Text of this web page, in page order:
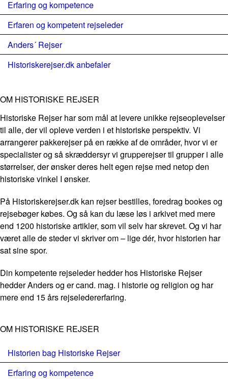
Erfaring og kompetence
Erfaren og kompetent rejseleder
Anders´ Rejser
Historiskerejser.dk anbefaler
OM HISTORISKE REJSER
Historiske Rejser har som mål at levere unikke rejseoplevelser
til alle, der vil opleve verden i et historiske perspektiv. Vi
arrangerer pakkerejser på en række af de områder, hvor vi er
specialister og så skræddersyr vi grupperejser til grupper i alle
størrelser, der ønsker deres helt egen rejse med netop den
historiske vinkel I ønsker.
På Historiskerejser.dk kan rejser bestilles, foredrag bookes og
rejsebøger købes. Og så kan du læse løs i arkivet med mere
end 1200 historiske artikler, som vil selv har skrevet. Og vi har
været alle de steder vi skriver om – lige dér, hvor historien har
sat sine spor.
Din kompetente rejseleder hedder hos Historiske Rejser
hedder Anders og er cand. mag. i historie og religion og har
mere end 15 års rejseledererfaring.
OM HISTORISKE REJSER
Historien bag Historiske Rejser
Erfaring og kompetence